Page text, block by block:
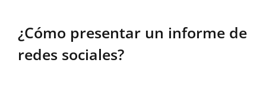
¿Cómo presentar un informe de
redes sociales?